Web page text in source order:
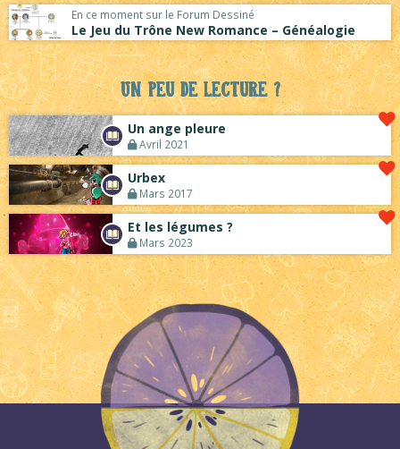
En ce moment sur le Forum Dessiné
Le Jeu du Trône New Romance – Généalogie
Un peu de lecture ?
Un ange pleure
Avril 2021
Urbex
Mars 2017
Et les légumes ?
Mars 2023